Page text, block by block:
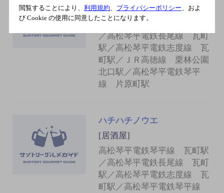
[居酒屋]
高松琴平電鉄琴平線 瓦町駅
／高松琴平電鉄長尾線 瓦町
駅／高松琴平電鉄志度線 瓦
町駅／ＪＲ高徳線 栗林公園
北口駅／高松琴平電鉄琴平
線 片原町駅
ハチハチノウエ
[居酒屋]
高松琴平電鉄琴平線 瓦町駅
／高松琴平電鉄長尾線 瓦町
駅／高松琴平電鉄志度線 瓦
町駅／高松琴平電鉄琴平線
閲覧することにより、 利用規約 プライバシーポリシー 、およ
び Cookie の使用に同意したことになります。